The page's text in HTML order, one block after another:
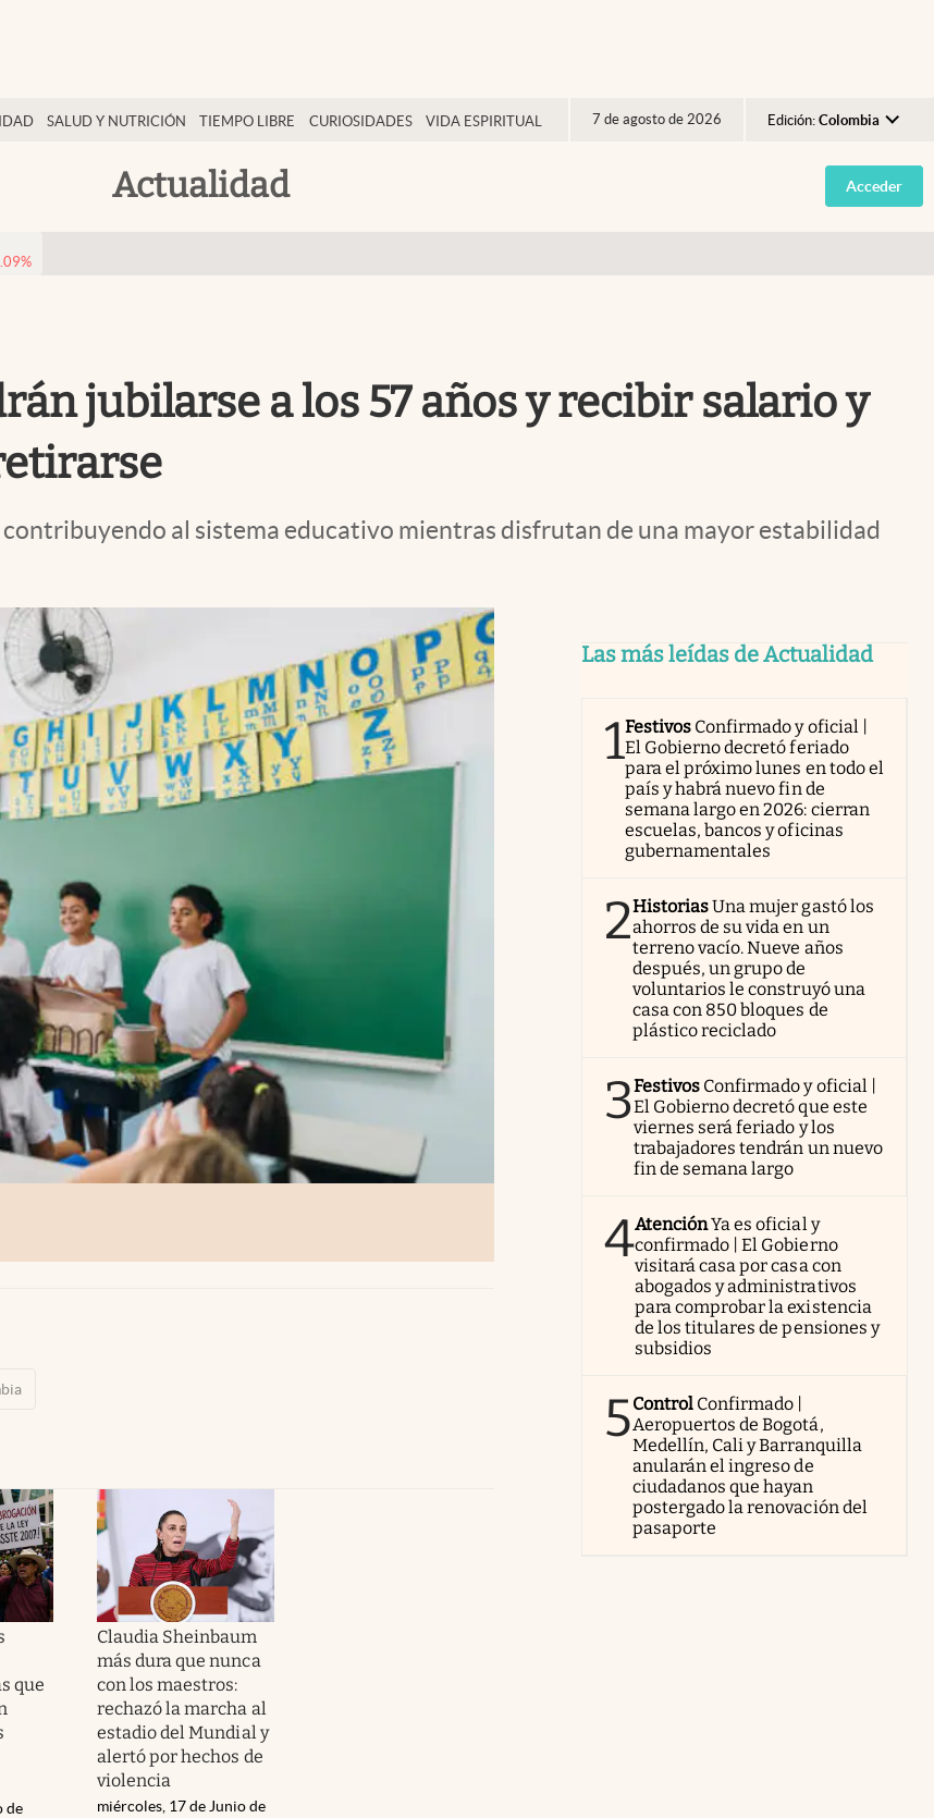
SALUD Y NUTRICIÓN TIEMPO LIBRE CURIOSIDADES VIDA ESPIRITUAL 7 de agosto de 2026 Edición: Colombia
Argentina
España
Actualidad Acceder
%
jubilarse a los 57 años y recibir salario y
al sistema educativo mientras disfrutan de una mayor estabilidad
que
de
Claudia Sheinbaum
más dura que nunca
con los maestros:
rechazó la marcha al
estadio del Mundial y
alertó por hechos de
violencia
miércoles, 17 de Junio de
Las más leídas de Actualidad
1Festivos Confirmado y oficial |
El Gobierno decretó feriado
para el próximo lunes en todo el
país y habrá nuevo fin de
semana largo en 2026: cierran
escuelas, bancos y oficinas
gubernamentales
2HistoriasUna mujer gastó los
ahorros de su vida en un
terreno vacío. Nueve años
después, un grupo de
voluntarios le construyó una
casa con 850 bloques de
plástico reciclado
3Festivos Confirmado y oficial |
El Gobierno decretó que este
viernes será feriado y los
trabajadores tendrán un nuevo
fin de semana largo
4AtenciónYa es oficial y
confirmado | El Gobierno
visitará casa por casa con
abogados y administrativos
para comprobar la existencia
de los titulares de pensiones y
subsidios
5Control Confirmado |
Aeropuertos de Bogotá,
Medellín, Cali y Barranquilla
anularán el ingreso de
ciudadanos que hayan
postergado la renovación del
pasaporte